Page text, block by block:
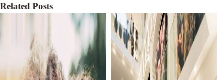
Related Posts